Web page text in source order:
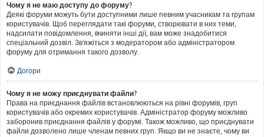
Чому я не маю доступу до форуму?
Деякі форуми можуть бути доступними лише певним учасникам та групам
користувачів. Щоб переглядати такі форуми, створювати в них теми,
надсилати повідомлення, вчиняти інші дії, вам може знадобитися
спеціальний дозвіл. Зв'яжіться з модератором або адміністратором
форуму для отримання такого дозволу.
Догори
Чому я не можу приєднувати файли?
Права на приєднання файлів встановлюються на рівні форумів, груп
користувачів або окремих користувачів. Адміністратор форуму можливо
заборонив приєднання файлів у форумі. Також можливо, що приєднувати
файли дозволено лише членам певних груп. Якщо ви не знаєте, чому ви